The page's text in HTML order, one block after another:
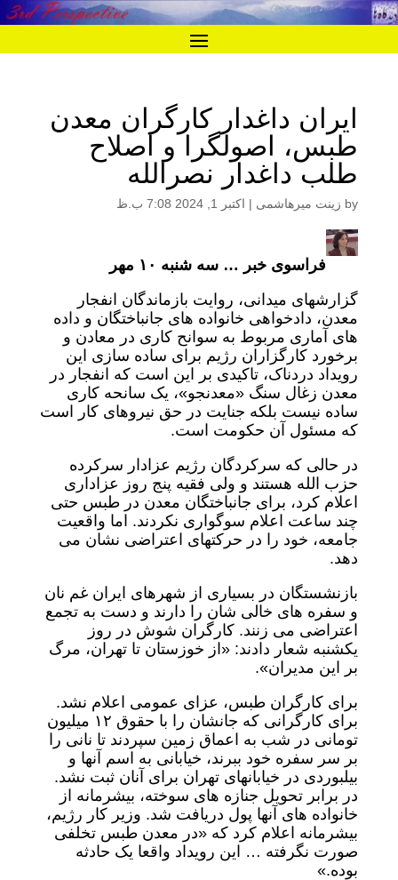
ایران داغدار کارگران معدن
طبس، اصولگرا و اصلاح
طلب داغدار نصرالله
by زینت میرهاشمی | اکتبر 1, 2024 7:08 ب.ظ
فراسوی خبر … سه شنبه ۱۰ مهر
گزارشهای میدانی، روایت بازماندگان انفجار
معدن، دادخواهی خانواده های جانباختگان و داده
های آماری مربوط به سوانح کاری در معادن و
برخورد کارگزاران رژیم برای ساده سازی این
رویداد دردناک، تاکیدی بر این است که انفجار در
معدن زغال سنگ «معدنجو»، یک سانحه کاری
ساده نیست بلکه جنایت در حق نیروهای کار است
که مسئول آن حکومت است.
در حالی که سرکردگان رژیم عزادار سرکرده
حزب الله هستند و ولی فقیه پنج روز عزاداری
اعلام کرد، برای جانباختگان معدن در طبس حتی
چند ساعت اعلام سوگواری نکردند. اما واقعیت
جامعه، خود را در حرکتهای اعتراضی نشان می
دهد.
بازنشستگان در بسیاری از شهرهای ایران غم نان
و سفره های خالی شان را دارند و دست به تجمع
اعتراضی می زنند. کارگران شوش در روز
یکشنبه شعار دادند: «از خوزستان تا تهران، مرگ
بر این مدیران».
برای کارگران طبس، عزای عمومی اعلام نشد.
برای کارگرانی که جانشان را با حقوق ۱۲ میلیون
تومانی در شب به اعماق زمین سپردند تا نانی را
بر سر سفره خود ببرند، خیابانی به اسم آنها و
بیلبوردی در خیابانهای تهران برای آنان ثبت نشد.
در برابر تحویل جنازه های سوخته، بیشرمانه از
خانواده های آنها پول دریافت شد. وزیر کار رژیم،
بیشرمانه اعلام کرد که «در معدن طبس تخلفی
صورت نگرفته … این رویداد واقعا یک حادثه
بوده.»